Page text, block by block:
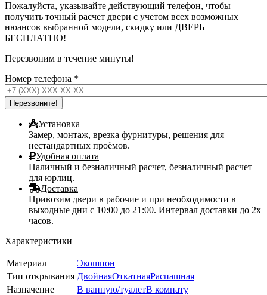
Пожалуйста, указывайте действующий телефон, чтобы
получить точный расчет двери с учетом всех возможных
нюансов выбранной модели, скидку или ДВЕРЬ
БЕСПЛАТНО!
Перезвоним в течение минуты!
Номер телефона *
Установка
Замер, монтаж, врезка фурнитуры, решения для
нестандартных проёмов.
Удобная оплата
Наличный и безналичный расчет, безналичный расчет
для юрлиц.
Доставка
Привозим двери в рабочие и при необходимости в
выходные дни с 10:00 до 21:00. Интервал доставки до 2х
часов.
Характеристики
Материал
Экошпон
Тип открывания ДвойнаяОткатнаяРаспашная
Назначение
В ванную/туалетВ комнату